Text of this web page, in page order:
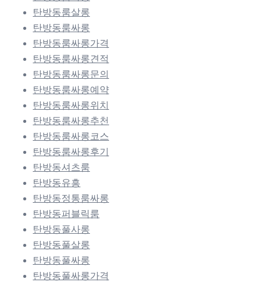
탄방동룸살롱
탄방동룸싸롱
탄방동룸싸롱가격
탄방동룸싸롱견적
탄방동룸싸롱문의
탄방동룸싸롱예약
탄방동룸싸롱위치
탄방동룸싸롱추천
탄방동룸싸롱코스
탄방동룸싸롱후기
탄방동셔츠룸
탄방동유흥
탄방동정통룸싸롱
탄방동퍼블릭룸
탄방동풀사롱
탄방동풀살롱
탄방동풀싸롱
탄방동풀싸롱가격